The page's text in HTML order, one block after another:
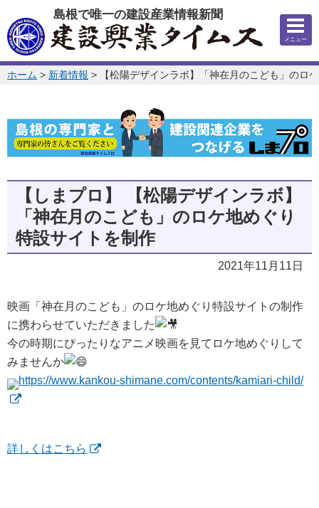
このページの本文へ
島根で唯一の建設産業情報新聞
メニュー
このページの位置:
ホーム > 新着情報 > 【松陽デザインラボ】「神在月のこども」のロ
【しまプロ】
【松陽デザインラボ】
「神在月のこども」のロケ地めぐり
特設サイトを制作
2021年11月11日
映画「神在月のこども」のロケ地めぐり特設サイトの制作
に携わらせていただきました
今の時期にぴったりなアニメ映画を見てロケ地めぐりして
みませんか
https://www.kankou-shimane.com/contents/kamiari-child/
詳しくはこちら